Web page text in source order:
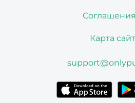
Соглашения
Карта